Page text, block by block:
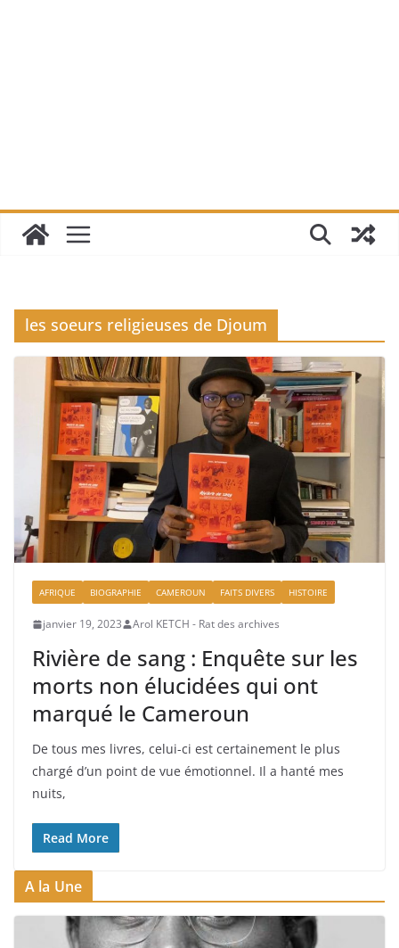
les soeurs religieuses de Djoum
AFRIQUE BIOGRAPHIE CAMEROUN FAITS DIVERS HISTOIRE
janvier 19, 2023 Arol KETCH - Rat des archives
Rivière de sang : Enquête sur les
morts non élucidées qui ont
marqué le Cameroun
De tous mes livres, celui-ci est certainement le plus
chargé d’un point de vue émotionnel. Il a hanté mes
nuits,
Read More
A la Une